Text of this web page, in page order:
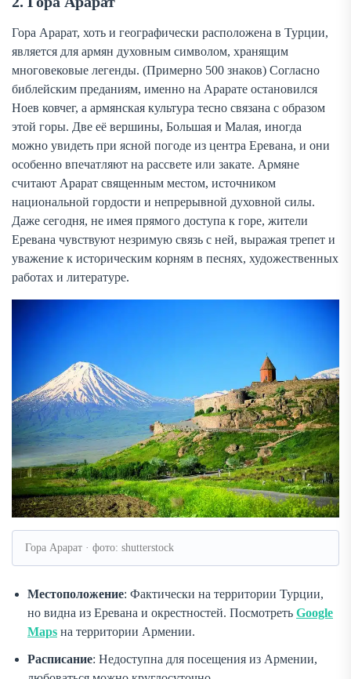
Гора Арарат, хоть и географически расположена в Турции,
является для армян духовным символом, хранящим
многовековые легенды. (Примерно 500 знаков) Согласно
библейским преданиям, именно на Арарате остановился
Ноев ковчег, а армянская культура тесно связана с образом
этой горы. Две её вершины, Большая и Малая, иногда
можно увидеть при ясной погоде из центра Еревана, и они
особенно впечатляют на рассвете или закате. Армяне
считают Арарат священным местом, источником
национальной гордости и непрерывной духовной силы.
Даже сегодня, не имея прямого доступа к горе, жители
Еревана чувствуют незримую связь с ней, выражая трепет и
уважение к историческим корням в песнях, художественных
работах и литературе.
Гора Арарат · фото: shutterstock
Местоположение: Фактически на территории Турции,
но видна из Еревана и окрестностей. Посмотреть Google
Maps на территории Армении.
Расписание: Недоступна для посещения из Армении,